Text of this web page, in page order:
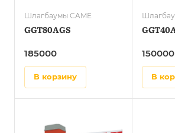
Шлагбаумы CAME
GGT80AGS
185000
в корзину
150000
в